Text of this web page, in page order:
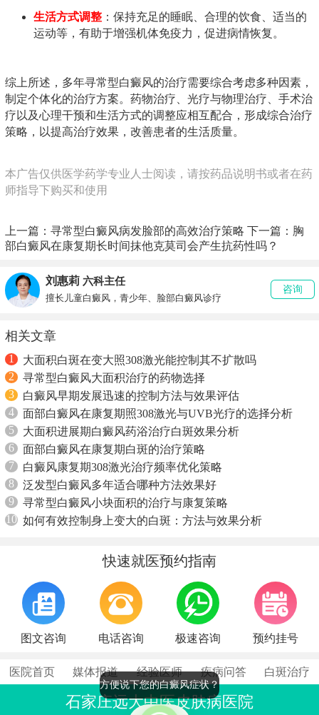
生活方式调整 ：保持充足的睡眠、合理的饮食、适当的
运动等，有助于增强机体免疫力，促进病情恢复。
综上所述，多年寻常型白癜风的治疗需要综合考虑多种因素，
制定个体化的治疗方案。药物治疗、光疗与物理治疗、手术治
疗以及心理干预和生活方式的调整应相互配合，形成综合治疗
策略，以提高治疗效果，改善患者的生活质量。
本广告仅供医学药学专业人士阅读，请按药品说明书或者在药
师指导下购买和使用
上一篇： 寻常型白癜风病发脸部的高效治疗策略 下一篇： 胸
部白癜风在康复期长时间抹他克莫司会产生抗药性吗？
刘惠莉 六科主任
擅长儿童白癜风，青少年、脸部白癜风诊疗
咨询
相关文章
1
大面积白斑在变大照308激光能控制其不扩散吗
2
寻常型白癜风大面积治疗的药物选择
3
白癜风早期发展迅速的控制方法与效果评估
4
面部白癜风在康复期照308激光与UVB光疗的选择分析
5
大面积进展期白癜风药浴治疗白斑效果分析
6
面部白癜风在康复期白斑的治疗策略
7
白癜风康复期308激光治疗频率优化策略
8
泛发型白癜风多年适合哪种方法效果好
9
寻常型白癜风小块面积的治疗与康复策略
10 如何有效控制身上变大的白斑：方法与效果分析
快速就医预约指南
图文咨询 电话咨询 极速咨询 预约挂号
医院首页 媒体报道 经验医师 疾病问答 白斑治疗
石家庄远大中医皮肤病医院
方便说下您的白癜风症状？